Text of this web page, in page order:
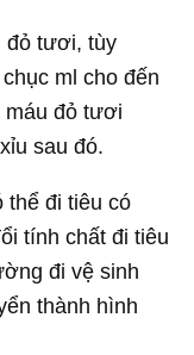
đỏ tươi, tùy
ml cho đến
máu đỏ tươi
sau đó.
thể đi tiêu có
tính chất đi tiêu
đi vệ sinh
thành hình